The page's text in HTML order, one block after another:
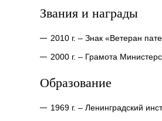
Звания и награды
2010 г. – Знак «Ветеран
2000 г. – Грамота
Образование
1969 г. – Ленинградский